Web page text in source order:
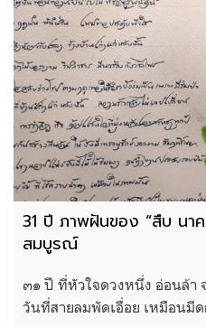
31 ปี ภาพฝันของ “สืบ นา
สมบูรณ์
๓๑ ปี ที่หัวใจดวงหนึ่ง อ่อนล้า
วันที่สายลมพัดเอื่อย เหมือนมี